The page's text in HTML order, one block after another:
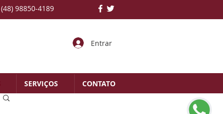
(48) 98850-4189
Entrar
SERVIÇOS CONTATO